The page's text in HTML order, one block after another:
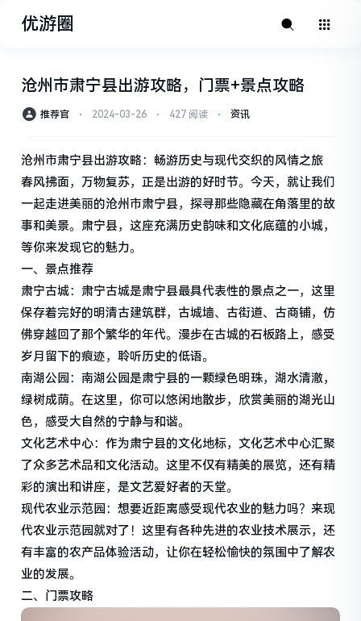
优游圈
沧州市肃宁县出游攻略，门票+景点攻略
推荐官 ⋅ 2024-03-26 ⋅ 427 阅读 ⋅ 资讯
沧州市肃宁县出游攻略：畅游历史与现代交织的风情之旅
春风拂面，万物复苏，正是出游的好时节。今天，就让我们
一起走进美丽的沧州市肃宁县，探寻那些隐藏在角落里的故
事和美景。肃宁县，这座充满历史韵味和文化底蕴的小城，
等你来发现它的魅力。
一、景点推荐
肃宁古城：肃宁古城是肃宁县最具代表性的景点之一，这里
保存着完好的明清古建筑群，古城墙、古街道、古商铺，仿
佛穿越回了那个繁华的年代。漫步在古城的石板路上，感受
岁月留下的痕迹，聆听历史的低语。
南湖公园：南湖公园是肃宁县的一颗绿色明珠，湖水清澈，
绿树成荫。在这里，你可以悠闲地散步，欣赏美丽的湖光山
色，感受大自然的宁静与和谐。
文化艺术中心：作为肃宁县的文化地标，文化艺术中心汇聚
了众多艺术品和文化活动。这里不仅有精美的展览，还有精
彩的演出和讲座，是文艺爱好者的天堂。
现代农业示范园：想要近距离感受现代农业的魅力吗？来现
代农业示范园就对了！这里有各种先进的农业技术展示，还
有丰富的农产品体验活动，让你在轻松愉快的氛围中了解农
业的发展。
二、门票攻略